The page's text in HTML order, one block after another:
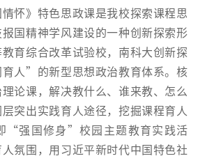
情怀》特色思政课是我校探索课程思
国精神学风建设的一种创新探索形
育综合改革试验校，南科大创新探
人”的新型思想政治教育体系。核
论课，解决教什么、谁来教、怎么
突出实践育人途径，挖掘课程育人
“强国修身”校园主题教育实践活
氛围，用习近平新时代中国特色社